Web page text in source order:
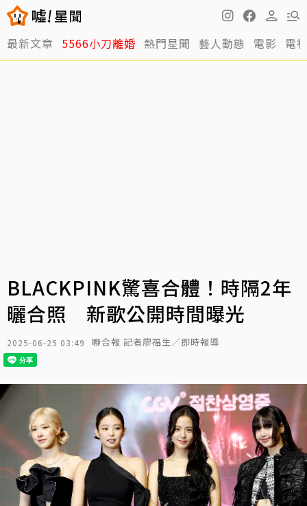
最新文章 5566小刀離婚 熱門星聞 藝人動態 電影 電
BLACKPINK驚喜合體！時隔2年
曬合照 新歌公開時間曝光
2025-06-25 03:49 聯合報 記者廖福生／即時報導